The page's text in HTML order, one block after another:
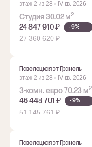
Студия 30.02 м2
24 847 910 ₽ - 9%
27 360 620 ₽
этаж 2 из 28 IV кв. 2026
3-комн. евро 70.23 м2
46 448 701 ₽ - 9%
51 145 761 ₽
Павелецкая от Гранель
этаж 2 из 28 IV кв. 2026
Павелецкая от Гранель